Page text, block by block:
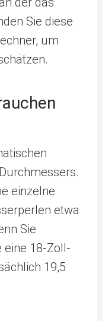
Sie diese
um
einzelne
etwa
Sie
eine 18-Zoll-
19,5